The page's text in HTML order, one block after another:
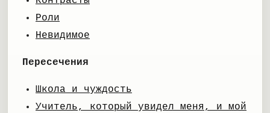
Роли
Невидимое
Пересечения
Школа и чуждость
Учитель, который увидел меня, и мой